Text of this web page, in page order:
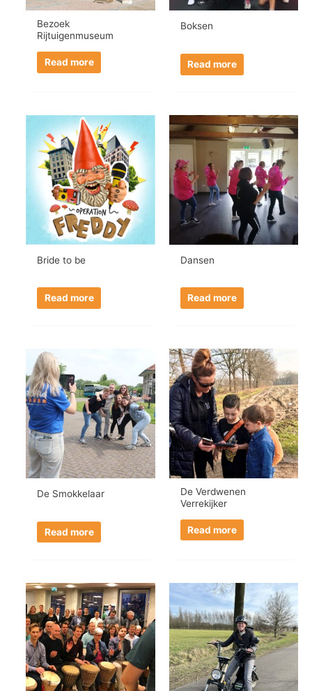
Bezoek
Rijtuigenmuseum
Read more
Boksen
Read more
Bride to be
Read more
Dansen
Read more
De Smokkelaar
Read more
De Verdwenen
Verrekijker
Read more